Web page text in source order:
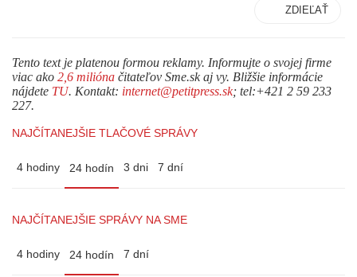
ZDIEĽAŤ
Tento text je platenou formou reklamy. Informujte o svojej firme
viac ako 2,6 milióna čitateľov Sme.sk aj vy. Bližšie informácie
nájdete TU. Kontakt: internet@petitpress.sk; tel:+421 2 59 233
227.
NAJČÍTANEJŠIE TLAČOVÉ SPRÁVY
4 hodiny 24 hodín 3 dni 7 dní
NAJČÍTANEJŠIE SPRÁVY NA SME
4 hodiny 24 hodín 7 dní